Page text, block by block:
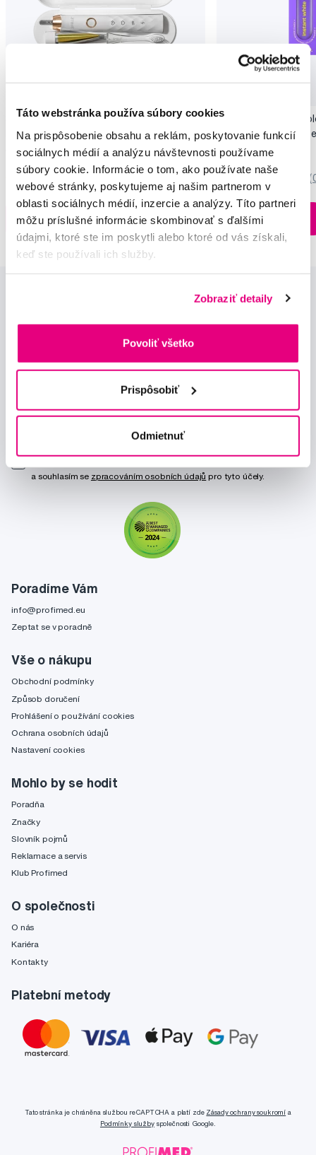
Táto webstránka používa súbory cookies
Na prispôsobenie obsahu a reklám, poskytovanie funkcií
sociálnych médií a analýzu návštevnosti používame
súbory cookie. Informácie o tom, ako používate naše
webové stránky, poskytujeme aj našim partnerom v
oblasti sociálnych médií, inzercie a analýzy. Títo partneri
môžu príslušné informácie skombinovať s ďalšími
údajmi, ktoré ste im poskytli alebo ktoré od vás získali,
keď ste používali ich služby.
Zobraziť detaily
Povoliť všetko
Prispôsobiť
Odmietnuť
SMILLE Sonic Brush - Prémiová sonická
kefka s kónickými vláknami SANGI, biela
149,99 €
Do košíku
Na sklade > 5 ks
Ihneď v 3 prodejnách
Pop Instant Teeth
pre okamžitý bieliaci
10,90 €
Do košíku
Poradíme Vám
info@profimed.eu
Zeptat se v poradně
Vše o nákupu
Obchodní podmínky
Způsob doručení
Prohlášení o používání cookies
Ochrana osobních údajů
Nastavení cookies
Mohlo by se hodit
Poradňa
Značky
Slovník pojmů
Reklamace a servis
Klub Profimed
O společnosti
O nás
Kariéra
Kontakty
Platební metody
Novinky a nabídky
Odebírat
a souhlasím se zpracováním osobních údajů pro tyto účely.
Tato stránka je chráněna službou reCAPTCHA a platí zde Zásady ochrany soukromí a
Podmínky službyspolečnosti Google.